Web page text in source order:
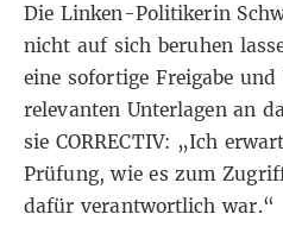
Die Linken-Politikerin
nicht auf sich beruhen
eine sofortige Freigabe und
relevanten Unterlagen an
sie CORRECTIV: „Ich
Prüfung, wie es zum
dafür verantwortlich war.“